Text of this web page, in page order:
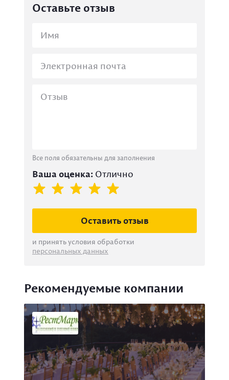
Оставьте отзыв
Все поля обязательны для заполнения
Ваша оценка: Отлично
Оставить отзыв
и принять условия обработки
персональных данных
Рекомендуемые компании